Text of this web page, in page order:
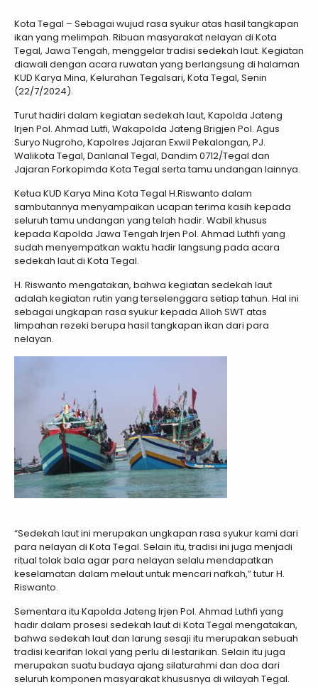
Kota Tegal – Sebagai wujud rasa syukur atas hasil tangkapan
ikan yang melimpah. Ribuan masyarakat nelayan di Kota
Tegal, Jawa Tengah, menggelar tradisi sedekah laut. Kegiatan
diawali dengan acara ruwatan yang berlangsung di halaman
KUD Karya Mina, Kelurahan Tegalsari, Kota Tegal, Senin
(22/7/2024).
Turut hadiri dalam kegiatan sedekah laut, Kapolda Jateng
Irjen Pol. Ahmad Lutfi, Wakapolda Jateng Brigjen Pol. Agus
Suryo Nugroho, Kapolres Jajaran Exwil Pekalongan, PJ.
Walikota Tegal, Danlanal Tegal, Dandim 0712/Tegal dan
Jajaran Forkopimda Kota Tegal serta tamu undangan lainnya.
Ketua KUD Karya Mina Kota Tegal H.Riswanto dalam
sambutannya menyampaikan ucapan terima kasih kepada
seluruh tamu undangan yang telah hadir. Wabil khusus
kepada Kapolda Jawa Tengah Irjen Pol. Ahmad Luthfi yang
sudah menyempatkan waktu hadir langsung pada acara
sedekah laut di Kota Tegal.
H. Riswanto mengatakan, bahwa kegiatan sedekah laut
adalah kegiatan rutin yang terselenggara setiap tahun. Hal ini
sebagai ungkapan rasa syukur kepada Alloh SWT atas
limpahan rezeki berupa hasil tangkapan ikan dari para
nelayan.
“Sedekah laut ini merupakan ungkapan rasa syukur kami dari
para nelayan di Kota Tegal. Selain itu, tradisi ini juga menjadi
ritual tolak bala agar para nelayan selalu mendapatkan
keselamatan dalam melaut untuk mencari nafkah,” tutur H.
Riswanto.
Sementara itu Kapolda Jateng Irjen Pol. Ahmad Luthfi yang
hadir dalam prosesi sedekah laut di Kota Tegal mengatakan,
bahwa sedekah laut dan larung sesaji itu merupakan sebuah
tradisi kearifan lokal yang perlu di lestarikan. Selain itu juga
merupakan suatu budaya ajang silaturahmi dan doa dari
seluruh komponen masyarakat khususnya di wilayah Tegal.